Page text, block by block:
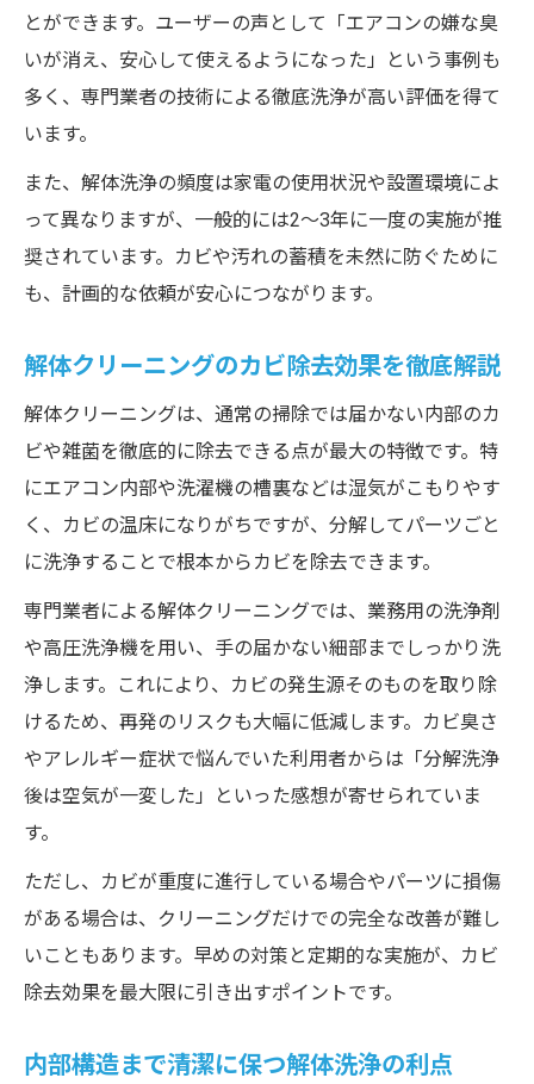
とができます。ユーザーの声として「エアコンの嫌な臭
いが消え、安心して使えるようになった」という事例も
多く、専門業者の技術による徹底洗浄が高い評価を得て
います。
また、解体洗浄の頻度は家電の使用状況や設置環境によ
って異なりますが、一般的には2～3年に一度の実施が推
奨されています。カビや汚れの蓄積を未然に防ぐために
も、計画的な依頼が安心につながります。
解体クリーニングのカビ除去効果を徹底解説
解体クリーニングは、通常の掃除では届かない内部のカ
ビや雑菌を徹底的に除去できる点が最大の特徴です。特
にエアコン内部や洗濯機の槽裏などは湿気がこもりやす
く、カビの温床になりがちですが、分解してパーツごと
に洗浄することで根本からカビを除去できます。
専門業者による解体クリーニングでは、業務用の洗浄剤
や高圧洗浄機を用い、手の届かない細部までしっかり洗
浄します。これにより、カビの発生源そのものを取り除
けるため、再発のリスクも大幅に低減します。カビ臭さ
やアレルギー症状で悩んでいた利用者からは「分解洗浄
後は空気が一変した」といった感想が寄せられていま
す。
ただし、カビが重度に進行している場合やパーツに損傷
がある場合は、クリーニングだけでの完全な改善が難し
いこともあります。早めの対策と定期的な実施が、カビ
除去効果を最大限に引き出すポイントです。
内部構造まで清潔に保つ解体洗浄の利点